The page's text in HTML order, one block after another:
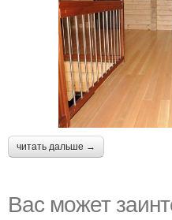
читать дальше →
Вас может